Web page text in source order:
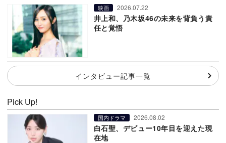
映画 2026.07.22
井上和、乃木坂46の未来を背負う責
任と覚悟
インタビュー記事一覧
Pick Up!
国内ドラマ 2026.08.02
白石聖、デビュー10年目を迎えた現
在地